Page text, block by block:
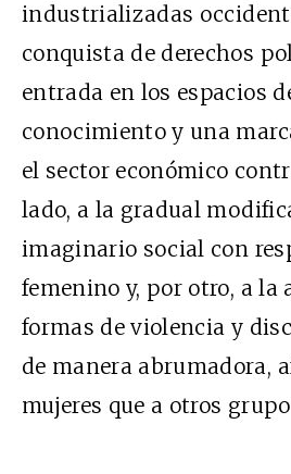
industrializadas
conquista de derechos
entrada en los espacios
conocimiento y una
el sector económico
lado, a la gradual
imaginario social con
femenino y, por otro, a la
formas de violencia y
de manera abrumadora,
mujeres que a otros